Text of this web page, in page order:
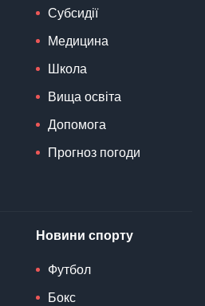
Субсидії
Медицина
Школа
Вища освіта
Допомога
Прогноз погоди
Новини спорту
Футбол
Бокс